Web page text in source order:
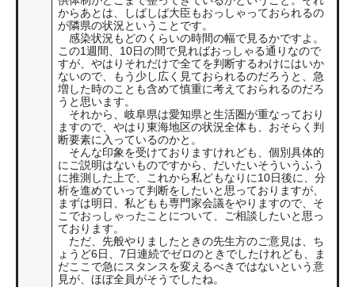
からあとは、しばしば大臣もおっしゃっておられるの
が隣県の状況ということです。
感染状況もどのくらいの時間の幅で見るかですよ。
この1週間、10日の間で見ればおっしゃる通りなので
すが、やはりそれだけで全てを判断するわけにはいか
ないので、もう少し広く見ておられるのだろうと、急
増した時のことも含めて慎重に考えておられるのだろ
うと思います。
それから、岐阜県は愛知県と生活圏が重なっており
ますので、やはり東海地区の状況全体も、おそらく判
断要素に入っているのかと。
そんな印象を受けておりますけれども、個別具体的
にご説明はないものですから、だいたいそういうふう
に推測した上で、これから私どもなりに10日後に、分
析を進めていって判断をしたいと思っておりますが、
まずは明日、私どもも専門家会議をやりますので、そ
こでおっしゃったことについて、ご相談したいと思っ
ております。
ただ、先般やりましたときの先生方のご意見は、ち
ょうど6日、7日連続でゼロのときでしたけれども、ま
だここで急にスタンスを変えるべきではないという意
見が、ほぼ全員がそうでしたね。